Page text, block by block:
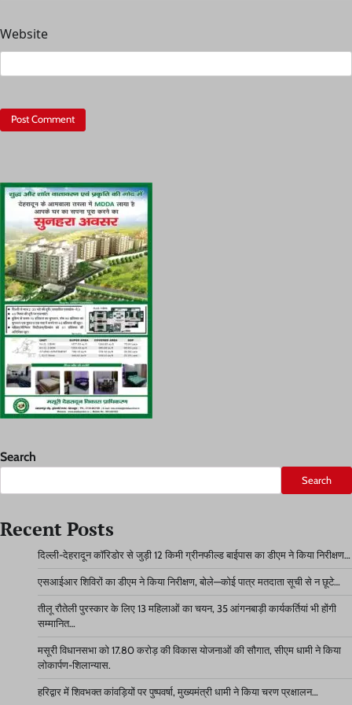
Website
Search
Search
Recent Posts
दिल्ली-देहरादून कॉरिडोर से जुड़ी 12 किमी ग्रीनफील्ड बाईपास का डीएम ने किया निरीक्षण…
एसआईआर शिविरों का डीएम ने किया निरीक्षण, बोले—कोई पात्र मतदाता सूची से न छूटे…
तीलू रौतेली पुरस्कार के लिए 13 महिलाओं का चयन, 35 आंगनबाड़ी कार्यकर्तियां भी होंगी
सम्मानित…
मसूरी विधानसभा को 17.80 करोड़ की विकास योजनाओं की सौगात, सीएम धामी ने किया
लोकार्पण-शिलान्यास.
हरिद्वार में शिवभक्त कांवड़ियों पर पुष्पवर्षा, मुख्यमंत्री धामी ने किया चरण प्रक्षालन…